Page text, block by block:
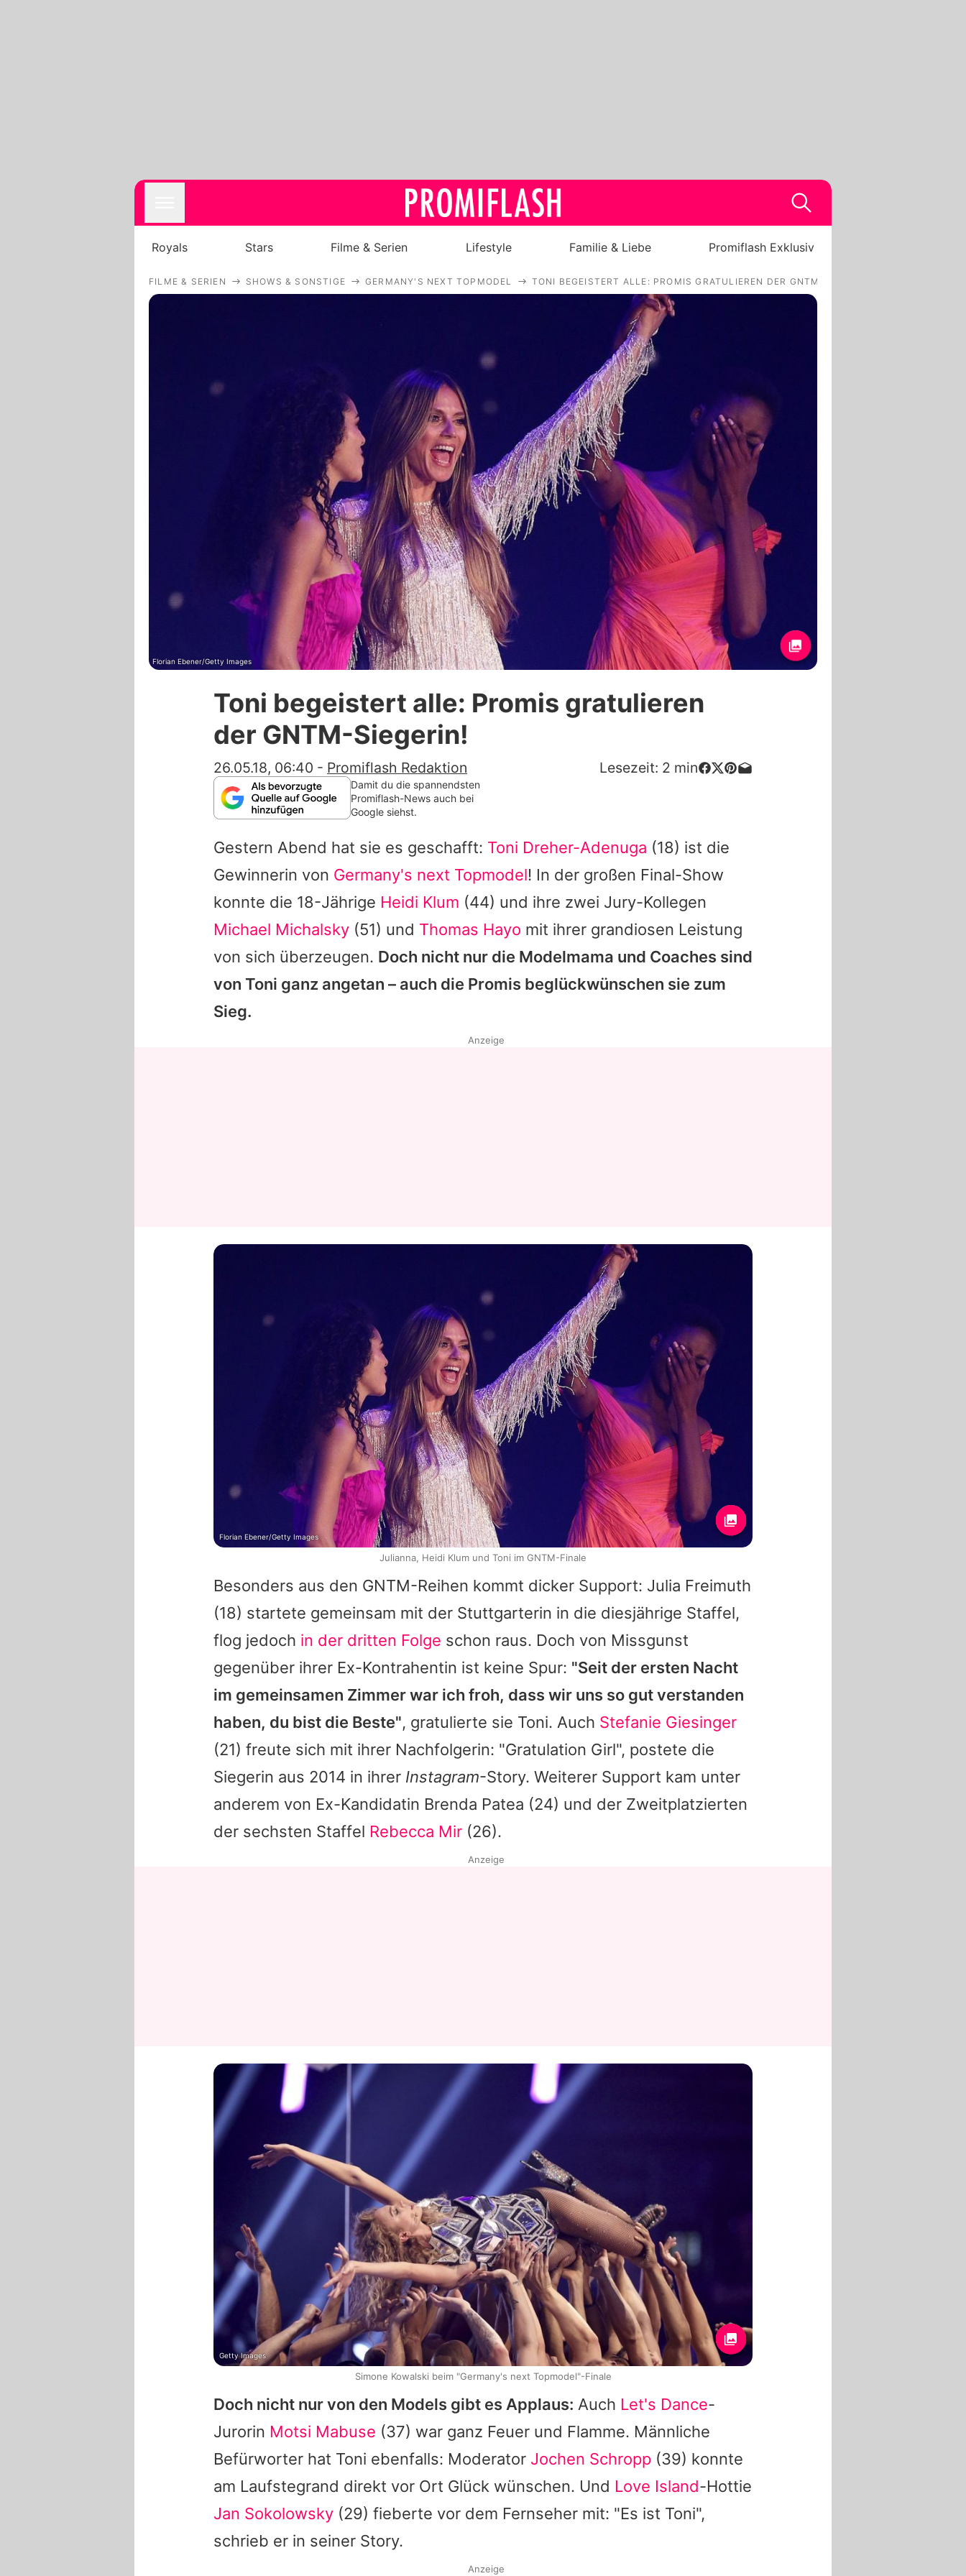
Royals
Familie & Liebe
Promiflash Exklusiv
Alle Themen auf Promiflash
Jobs
App runterladen
Team
Redaktionelle Richtlinien
Impressum
Datenschutzerklärung
Nutzungsbedingungen
Utiq verwalten
Royals Stars Filme & Serien Lifestyle Familie & Liebe Promiflash Exklusiv
FILME & SERIEN SHOWS & SONSTIGE GERMANY'S NEXT TOPMODEL TONI BEGEISTERT ALLE: PROMIS GRATULIEREN DER GNTM-SIEGERIN!
Florian Ebener/Getty Images
Toni begeistert alle: Promis gratulieren
der GNTM-Siegerin!
26.05.18, 06:40 - Promiflash Redaktion Lesezeit: 2 min
Damit du die spannendsten
Promiflash-News auch bei
Google siehst.
Gestern Abend hat sie es geschafft: Toni Dreher-Adenuga (18) ist die
Gewinnerin von Germany's next Topmodel! In der großen Final-Show
konnte die 18-Jährige Heidi Klum (44) und ihre zwei Jury-Kollegen
Michael Michalsky (51) und Thomas Hayo mit ihrer grandiosen Leistung
von sich überzeugen. Doch nicht nur die Modelmama und Coaches sind
von Toni ganz angetan – auch die Promis beglückwünschen sie zum
Sieg.
Besonders aus den GNTM-Reihen kommt dicker Support: Julia Freimuth
(18) startete gemeinsam mit der Stuttgarterin in die diesjährige Staffel,
flog jedoch in der dritten Folge schon raus. Doch von Missgunst
gegenüber ihrer Ex-Kontrahentin ist keine Spur: "Seit der ersten Nacht
im gemeinsamen Zimmer war ich froh, dass wir uns so gut verstanden
haben, du bist die Beste", gratulierte sie Toni. Auch Stefanie Giesinger
(21) freute sich mit ihrer Nachfolgerin: "Gratulation Girl", postete die
Siegerin aus 2014 in ihrer Instagram-Story. Weiterer Support kam unter
anderem von Ex-Kandidatin Brenda Patea (24) und der Zweitplatzierten
der sechsten Staffel Rebecca Mir (26).
Doch nicht nur von den Models gibt es Applaus: Auch Let's Dance-
Jurorin Motsi Mabuse (37) war ganz Feuer und Flamme. Männliche
Befürworter hat Toni ebenfalls: Moderator Jochen Schropp (39) konnte
am Laufstegrand direkt vor Ort Glück wünschen. Und Love Island-Hottie
Jan Sokolowsky (29) fieberte vor dem Fernseher mit: "Es ist Toni",
schrieb er in seiner Story.
Anzeige
Florian Ebener/Getty Images
Julianna, Heidi Klum und Toni im GNTM-Finale
Anzeige
Getty Images
Simone Kowalski beim "Germany's next Topmodel"-Finale
Anzeige